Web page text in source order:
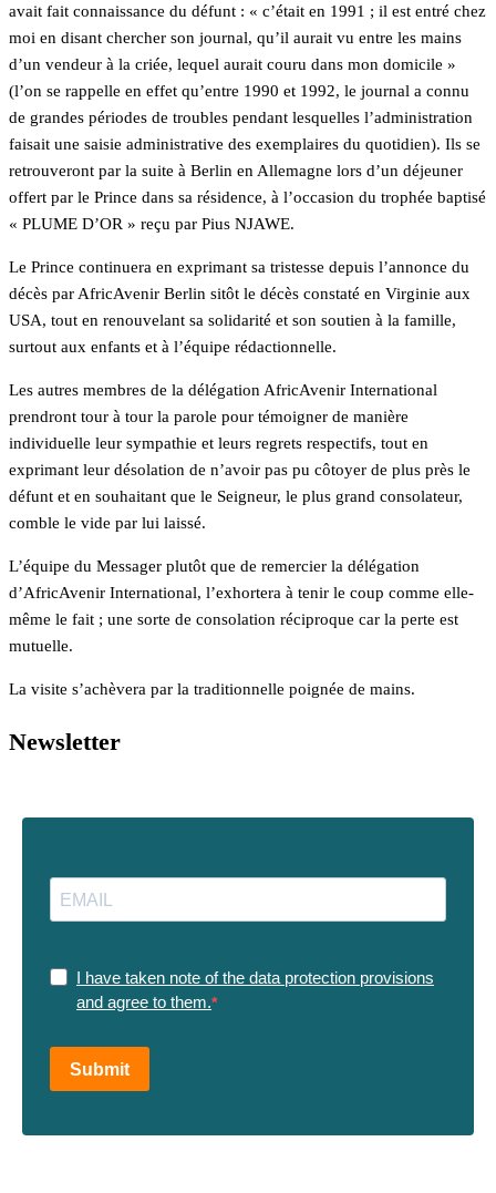
avait fait connaissance du défunt : « c’était en 1991 ; il est entré chez
moi en disant chercher son journal, qu’il aurait vu entre les mains
d’un vendeur à la criée, lequel aurait couru dans mon domicile »
(l’on se rappelle en effet qu’entre 1990 et 1992, le journal a connu
de grandes périodes de troubles pendant lesquelles l’administration
faisait une saisie administrative des exemplaires du quotidien). Ils se
retrouveront par la suite à Berlin en Allemagne lors d’un déjeuner
offert par le Prince dans sa résidence, à l’occasion du trophée baptisé
« PLUME D’OR » reçu par Pius NJAWE.
Le Prince continuera en exprimant sa tristesse depuis l’annonce du
décès par AfricAvenir Berlin sitôt le décès constaté en Virginie aux
USA, tout en renouvelant sa solidarité et son soutien à la famille,
surtout aux enfants et à l’équipe rédactionnelle.
Les autres membres de la délégation AfricAvenir International
prendront tour à tour la parole pour témoigner de manière
individuelle leur sympathie et leurs regrets respectifs, tout en
exprimant leur désolation de n’avoir pas pu côtoyer de plus près le
défunt et en souhaitant que le Seigneur, le plus grand consolateur,
comble le vide par lui laissé.
L’équipe du Messager plutôt que de remercier la délégation
d’AfricAvenir International, l’exhortera à tenir le coup comme elle-
même le fait ; une sorte de consolation réciproque car la perte est
mutuelle.
La visite s’achèvera par la traditionnelle poignée de mains.
Newsletter
I have taken note of the data protection provisions
and agree to them.
Submit